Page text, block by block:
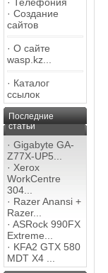
· Создание
сайтов
· О сайте
wasp.kz...
· Каталог
ссылок
Последние
статьи
· Gigabyte GA-
Z77X-UP5...
· Xerox
WorkCentre
304...
· Razer Anansi +
Razer...
· ASRock 990FX
Extreme...
· KFA2 GTX 580
MDT X4 ...